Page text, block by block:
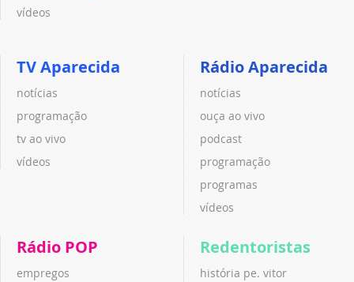
vídeos
TV Aparecida
notícias
programação
tv ao vivo
vídeos
Rádio Aparecida
notícias
ouça ao vivo
podcast
programação
programas
vídeos
Rádio POP
empregos
Redentoristas
história pe. vitor